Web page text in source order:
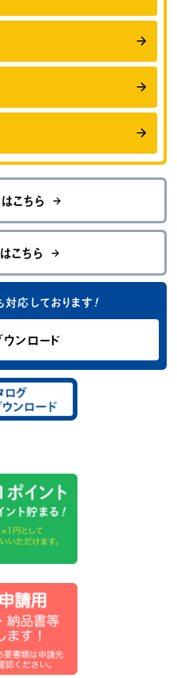
こちら
こちら
対応しております ！
ンロード